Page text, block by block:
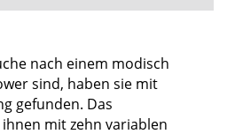
nach einem modisch
sind, haben sie mit
gefunden. Das
mit zehn variablen